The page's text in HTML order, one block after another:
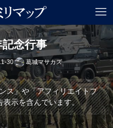
念行事
30 葛城マサカズ
ス」や「アフィリエイトプ
表示を含んでいます。